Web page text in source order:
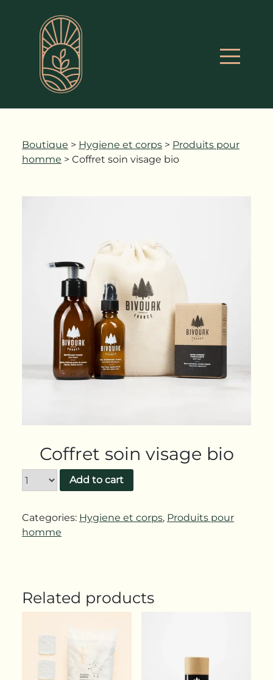
Boutique > Hygiene et corps > Produits pour
homme > Coffret soin visage bio
Coffret soin visage bio
Add to cart
Categories: Hygiene et corps, Produits pour
homme
Related products